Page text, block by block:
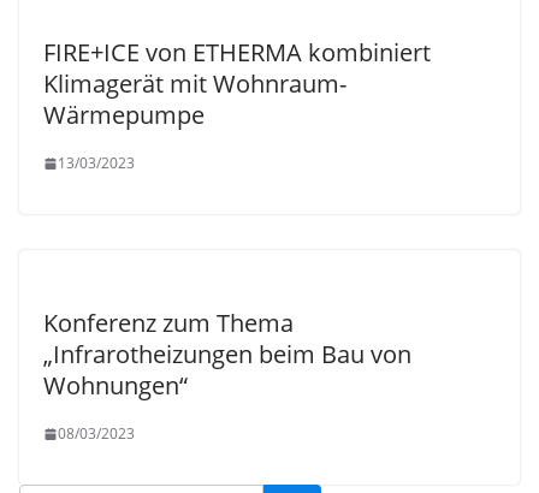
FIRE+ICE von ETHERMA kombiniert
Klimagerät mit Wohnraum-
Wärmepumpe
13/03/2023
Konferenz zum Thema
„Infrarotheizungen beim Bau von
Wohnungen“
08/03/2023